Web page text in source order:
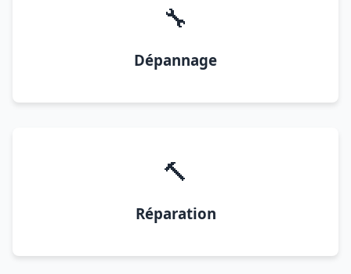
🔧
Dépannage
🔨
Réparation